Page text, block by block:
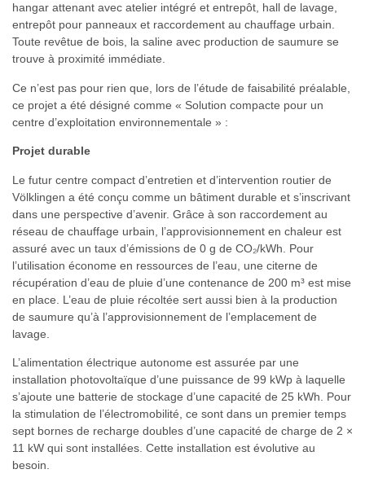
hangar attenant avec atelier intégré et entrepôt, hall de lavage,
entrepôt pour panneaux et raccordement au chauffage urbain.
Toute revêtue de bois, la saline avec production de saumure se
trouve à proximité immédiate.
Ce n’est pas pour rien que, lors de l’étude de faisabilité préalable,
ce projet a été désigné comme « Solution compacte pour un
centre d’exploitation environnementale » :
Projet durable
Le futur centre compact d’entretien et d’intervention routier de
Völklingen a été conçu comme un bâtiment durable et s’inscrivant
dans une perspective d’avenir. Grâce à son raccordement au
réseau de chauffage urbain, l’approvisionnement en chaleur est
assuré avec un taux d’émissions de 0 g de CO₂/kWh. Pour
l’utilisation économe en ressources de l’eau, une citerne de
récupération d’eau de pluie d’une contenance de 200 m³ est mise
en place. L’eau de pluie récoltée sert aussi bien à la production
de saumure qu’à l’approvisionnement de l’emplacement de
lavage.
L’alimentation électrique autonome est assurée par une
installation photovoltaïque d’une puissance de 99 kWp à laquelle
s’ajoute une batterie de stockage d’une capacité de 25 kWh. Pour
la stimulation de l’électromobilité, ce sont dans un premier temps
sept bornes de recharge doubles d’une capacité de charge de 2 ×
11 kW qui sont installées. Cette installation est évolutive au
besoin.